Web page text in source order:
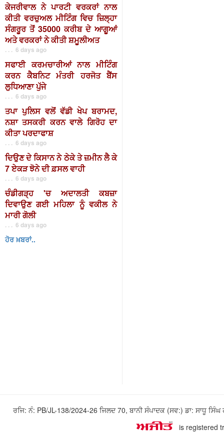
ਕੇਜਰੀਵਾਲ ਨੇ ਪਾਰਟੀ ਵਰਕਰਾਂ ਨਾਲ
ਕੀਤੀ ਵਰਚੁਅਲ ਮੀਟਿੰਗ ਵਿਚ ਜ਼ਿਲ੍ਹਾ
ਸੰਗਰੂਰ ਤੋਂ 35000 ਕਰੀਬ ਦੇ ਆਗੂਆਂ
ਅਤੇ ਵਰਕਰਾਂ ਨੇ ਕੀਤੀ ਸ਼ਮੂਲੀਅਤ
. . . 6 days ago
ਸਫਾਈ ਕਰਮਚਾਰੀਆਂ ਨਾਲ ਮੀਟਿੰਗ
ਕਰਨ ਕੈਬਨਿਟ ਮੰਤਰੀ ਹਰਜੋਤ ਬੈਂਸ
ਲੁਧਿਆਣਾ ਪੁੱਜੇ
. . . 6 days ago
ਤਪਾ ਪੁਲਿਸ ਵਲੋਂ ਵੱਡੀ ਖੇਪ ਬਰਾਮਦ,
ਨਸ਼ਾ ਤਸਕਰੀ ਕਰਨ ਵਾਲੇ ਗਿਰੋਹ ਦਾ
ਕੀਤਾ ਪਰਦਾਫਾਸ਼
. . . 6 days ago
ਦਿਉਣ ਦੇ ਕਿਸਾਨ ਨੇ ਠੇਕੇ ਤੇ ਜ਼ਮੀਨ ਲੈ ਕੇ
7 ਏਕੜ ਝੋਨੇ ਦੀ ਫ਼ਸਲ ਵਾਹੀ
. . . 6 days ago
ਚੰਡੀਗੜ੍ਹ 'ਚ ਅਦਾਲਤੀ ਕਬਜ਼ਾ
ਦਿਵਾਉਣ ਗਈ ਮਹਿਲਾ ਨੂੰ ਵਕੀਲ ਨੇ
ਮਾਰੀ ਗੋਲੀ
. . . 6 days ago
ਹੋਰ ਖ਼ਬਰਾਂ..
ਰਜਿ: ਨੰ: PB/JL-138/2024-26 ਜਿਲਦ 70, ਬਾਨੀ ਸੰਪਾਦਕ (ਸਵ:) ਡਾ: ਸਾਧੂ
is registered